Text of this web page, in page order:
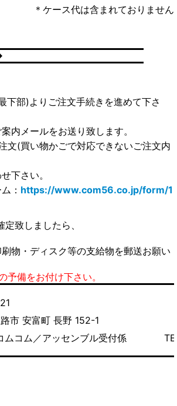
＊ケース代は含まれておりません
の流れ◆
部)よりご注文手続きを進めて下さ
内メールをお送り致します。
文(買い物かごで対応できないご注文内
下さい。
： https://www.com56.co.jp/form/1
致しましたら、
・ディスク等の支給物を郵送お願い
備をお付け下さい。
市 安富町 長野 152-1
コム／アッセンブル受付係